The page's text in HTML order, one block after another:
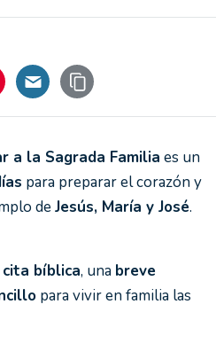
a la Sagrada Familia es un
para preparar el corazón y
deJesús, María y José.
cita bíblica, una breve
para vivir en familia las